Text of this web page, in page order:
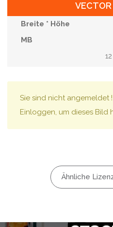
VECTOR
12
Sie sind nicht angemeldet !
Einloggen, um dieses Bild
Ähnliche